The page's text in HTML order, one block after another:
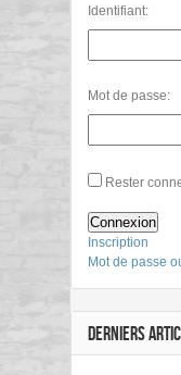
Identifiant:
Mot de passe:
Rester
Connexion
Inscription
Mot de passe
DERNIERS